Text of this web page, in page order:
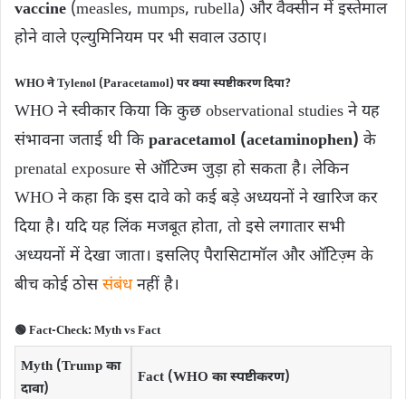
vaccine (measles, mumps, rubella) और वैक्सीन में इस्तेमाल
होने वाले एल्युमिनियम पर भी सवाल उठाए।
WHO ने Tylenol (Paracetamol) पर क्या स्पष्टीकरण दिया?
WHO ने स्वीकार किया कि कुछ observational studies ने यह
संभावना जताई थी कि paracetamol (acetaminophen) के
prenatal exposure से ऑटिज्‍म जुड़ा हो सकता है। लेकिन
WHO ने कहा कि इस दावे को कई बड़े अध्ययनों ने खारिज कर
दिया है। यदि यह लिंक मजबूत होता, तो इसे लगातार सभी
अध्ययनों में देखा जाता। इसलिए पैरासिटामॉल और ऑटिज़्म के
बीच कोई ठोससंबंधनहीं है।
🟢 Fact-Check: Myth vs Fact
Myth (Trump का
दावा)
Fact (WHO का स्पष्टीकरण)